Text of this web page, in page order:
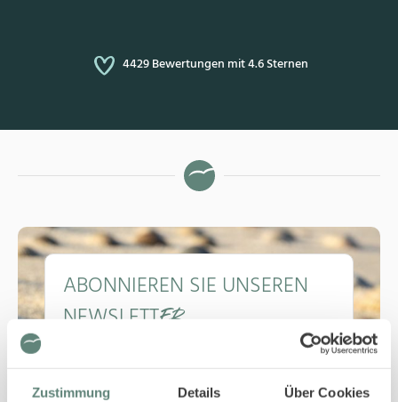
Zustimmung Details Über Cookies
4429 Bewertungen mit 4.6 Sternen
ABONNIEREN SIE UNSEREN
NEWSLETT
Lohnenswerte Angebote
Exklusive Reisetipps